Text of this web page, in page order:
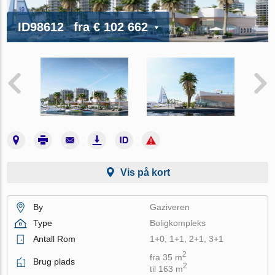
ID98612 fra€ 102 662
Vis på kort
By
Gaziveren
Type
Boligkompleks
Antall Rom
1+0, 1+1, 2+1, 3+1
Brug plads fra 35 m2
til 163 m2